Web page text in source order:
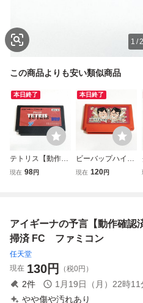
1 /2
この商品よりも安い類似商品
本日終了
テトリス【動作確
認済】８本まで同
現在 98円
本日終了
ビーバップハイス
クール【動作確認
現在 120円
アイギーナの予言【動作確
掃済 FC ファミコン
任天堂
現在 130円 （税0円）
2件 1月19日（月）22時11
やや傷や汚れあり